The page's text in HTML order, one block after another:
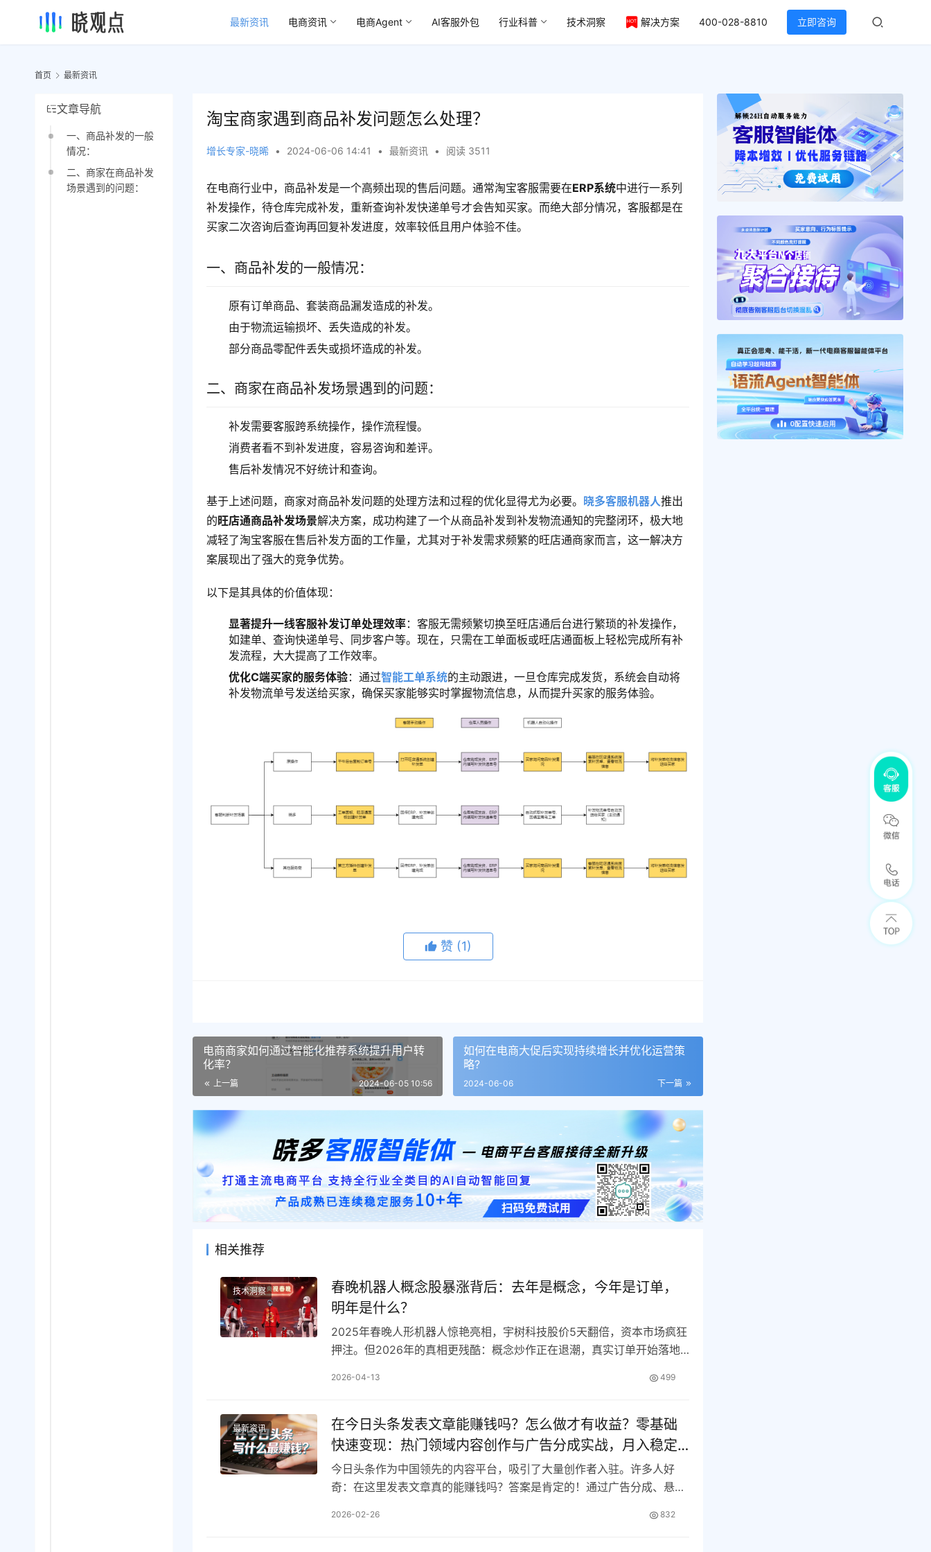
最新资讯 电商资讯 电商Agent AI客服外包 行业科普 技术洞察 解决方案 400-028-8810 立即咨询
首页 最新资讯
文章导航
一、商品补发的一般
情况：
二、商家在商品补发
场景遇到的问题：
淘宝商家遇到商品补发问题怎么处理？
增长专家-晓晞 • 2024-06-06 14:41 • 最新资讯 • 阅读 3511
在电商行业中，商品补发是一个高频出现的售后问题。通常淘宝客服需要在ERP系统中进行一系列
补发操作，待仓库完成补发，重新查询补发快递单号才会告知买家。而绝大部分情况，客服都是在
买家二次咨询后查询再回复补发进度，效率较低且用户体验不佳。
一、商品补发的一般情况：
原有订单商品、套装商品漏发造成的补发。
由于物流运输损坏、丢失造成的补发。
部分商品零配件丢失或损坏造成的补发。
二、商家在商品补发场景遇到的问题：
补发需要客服跨系统操作，操作流程慢。
消费者看不到补发进度，容易咨询和差评。
售后补发情况不好统计和查询。
基于上述问题，商家对商品补发问题的处理方法和过程的优化显得尤为必要。 晓多客服机器人推出
的旺店通商品补发场景解决方案，成功构建了一个从商品补发到补发物流通知的完整闭环，极大地
减轻了淘宝客服在售后补发方面的工作量，尤其对于补发需求频繁的旺店通商家而言，这一解决方
案展现出了强大的竞争优势。
以下是其具体的价值体现：
显著提升一线客服补发订单处理效率：客服无需频繁切换至旺店通后台进行繁琐的补发操作，
如建单、查询快递单号、同步客户等。现在，只需在工单面板或旺店通面板上轻松完成所有补
发流程，大大提高了工作效率。
优化C端买家的服务体验：通过智能工单系统的主动跟进，一旦仓库完成发货，系统会自动将
补发物流单号发送给买家，确保买家能够实时掌握物流信息，从而提升买家的服务体验。
赞 (1)
电商商家如何通过智能化推荐系统提升用户转
化率？
上一篇 2024-06-05 10:56
如何在电商大促后实现持续增长并优化运营策
略?
下一篇
2024-06-06
相关推荐
技术洞察
春晚机器人概念股暴涨背后：去年是概念，今年是订单，
明年是什么？
2025年春晚人形机器人惊艳亮相，宇树科技股价5天翻倍，资本市场疯狂
押注。但2026年的真相更残酷：概念炒作正在退潮，真实订单开始落地
2026-04-13 499
最新资讯
在今日头条发表文章能赚钱吗？怎么做才有收益？零基础
快速变现：热门领域内容创作与广告分成实战，月入稳定
增长策略
今日头条作为中国领先的内容平台，吸引了大量创作者入驻。许多人好
奇：在这里发表文章真的能赚钱吗？答案是肯定的！通过广告分成、悬赏
2026-02-26 832